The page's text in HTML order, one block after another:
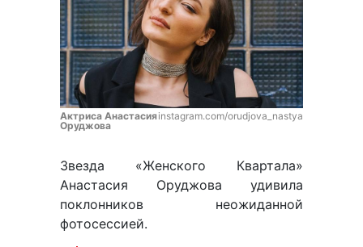
Актриса Анастасия
Оруджова
instagram.com/orudjova_nastya
Звезда «Женского Квартала»
Анастасия Оруджова удивила
поклонников неожиданной
фотосессией.